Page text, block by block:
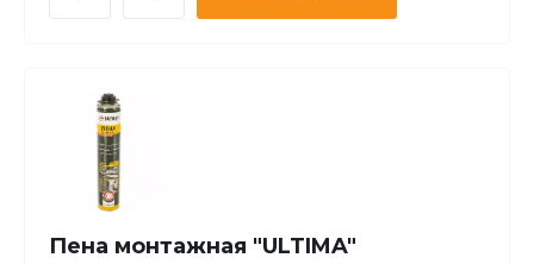
Пена монтажная "ULTIMA"